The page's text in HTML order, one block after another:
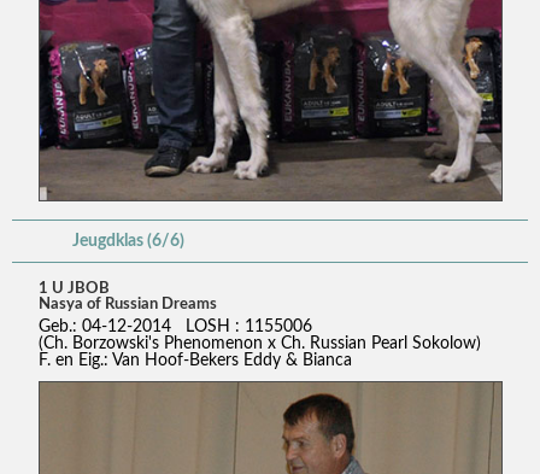
Jeugdklas (6/6)
1 U JBOB
Nasya of Russian Dreams
Geb.: 04-12-2014 LOSH : 1155006
(Ch. Borzowski's Phenomenon x Ch. Russian Pearl Sokolow)
F. en Eig.: Van Hoof-Bekers Eddy & Bianca